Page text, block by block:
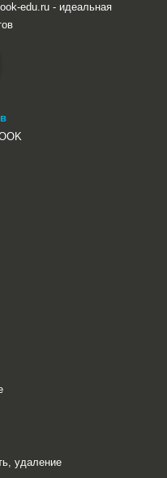
edu.ru - идеальная
удаление